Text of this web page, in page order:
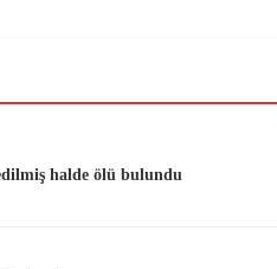
halde ölü bulundu